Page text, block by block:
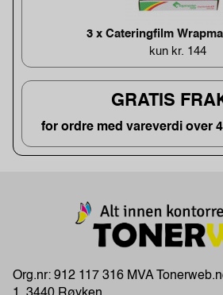
3 x Cateringfilm
kun kr. 144
GRATIS
for ordre med vareverdi over
Org.nr: 912 117 316 MVA